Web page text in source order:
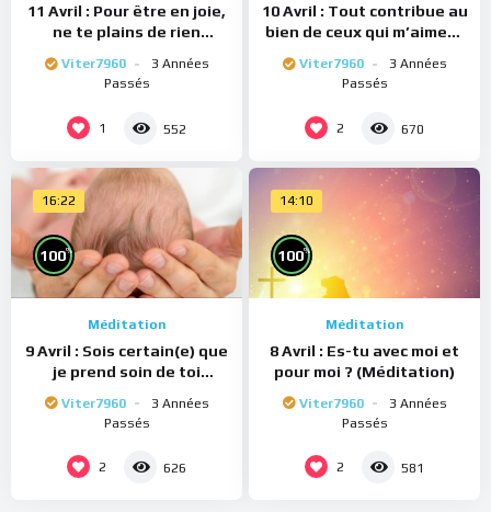
11 Avril : Pour être en joie,
ne te plains de rien
Viter7960
3 Années
Passés
1 552
10 Avril : Tout contribue au
bien de ceux qui m’aiment
Viter7960
3 Années
Passés
2 670
16:22
100%
Méditation
9 Avril : Sois certain(e) que
je prend soin de toi
Viter7960
3 Années
Passés
2 626
14:10
100%
Méditation
8 Avril : Es-tu avec moi et
pour moi ? (Méditation)
Viter7960
3 Années
Passés
2 581